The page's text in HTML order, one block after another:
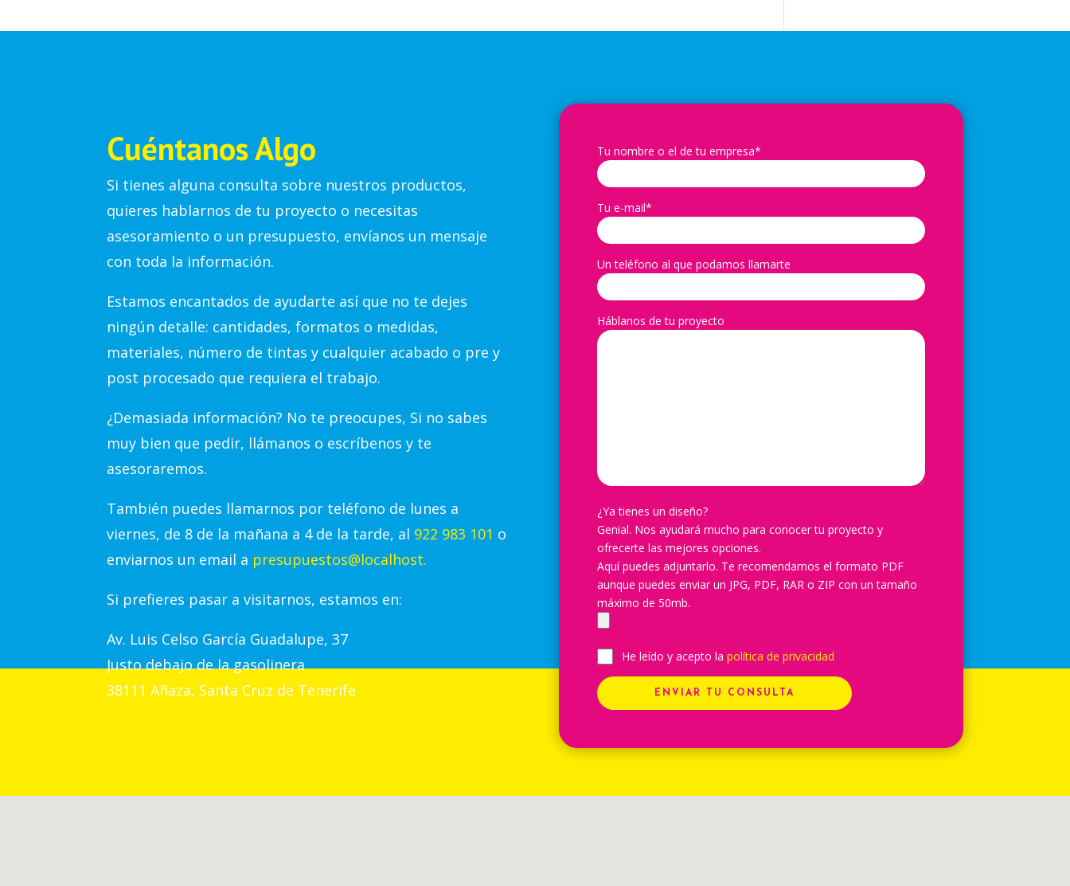
Cuéntanos Algo
Si tienes alguna consulta sobre nuestros productos,
quieres hablarnos de tu proyecto o necesitas
asesoramiento o un presupuesto, envíanos un mensaje
con toda la información.
Estamos encantados de ayudarte así que no te dejes
ningún detalle: cantidades, formatos o medidas,
materiales, número de tintas y cualquier acabado o pre y
post procesado que requiera el trabajo.
¿Demasiada información? No te preocupes, Si no sabes
muy bien que pedir, llámanos o escríbenos y te
asesoraremos.
También puedes llamarnos por teléfono de lunes a
viernes, de 8 de la mañana a 4 de la tarde, al 922 983 101 o
enviarnos un email a presupuestos@localhost.
Si prefieres pasar a visitarnos, estamos en:
Av. Luis Celso García Guadalupe, 37
Justo debajo de la gasolinera
38111 Añaza, Santa Cruz de Tenerife
Tu nombre o el de tu empresa*
Tu e-mail*
Un teléfono al que podamos llamarte
Háblanos de tu proyecto
¿Ya tienes un diseño?
Genial. Nos ayudará mucho para conocer tu proyecto y
ofrecerte las mejores opciones.
Aquí puedes adjuntarlo. Te recomendamos el formato PDF
aunque puedes enviar un JPG, PDF, RAR o ZIP con un tamaño
máximo de 50mb.
He leído y acepto la política de privacidad